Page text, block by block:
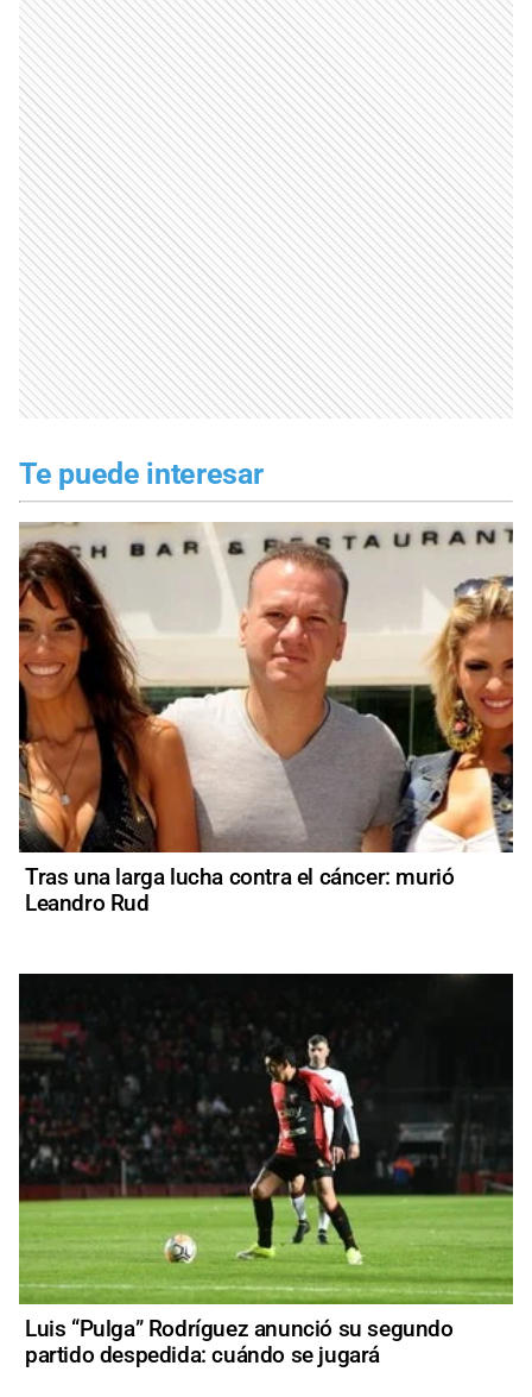
Te puede interesar
Tras una larga lucha contra el cáncer: murió
Leandro Rud
Luis “Pulga” Rodríguez anunció su segundo
partido despedida: cuándo se jugará